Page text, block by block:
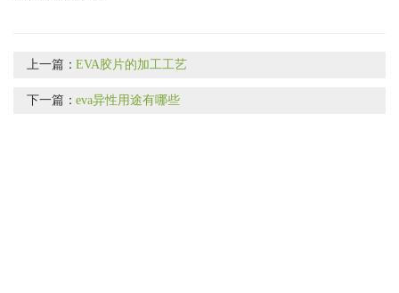
上一篇：EVA胶片的加工工艺
下一篇：eva异性用途有哪些